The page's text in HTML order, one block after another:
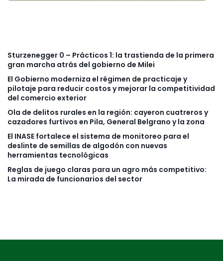
Sturzenegger 0 – Prácticos 1: la trastienda de la primera
gran marcha atrás del gobierno de Milei
El Gobierno moderniza el régimen de practicaje y
pilotaje para reducir costos y mejorar la competitividad
del comercio exterior
Ola de delitos rurales en la región: cayeron cuatreros y
cazadores furtivos en Pila, General Belgrano y la zona
El INASE fortalece el sistema de monitoreo para el
deslinte de semillas de algodón con nuevas
herramientas tecnológicas
Reglas de juego claras para un agro más competitivo:
La mirada de funcionarios del sector